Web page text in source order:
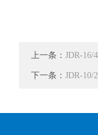
上一条： JDR-16/
下一条： JDR-10/